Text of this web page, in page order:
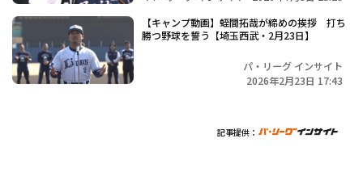
【キャンプ動画】蛭間拓哉が締めの挨拶 打ち
勝つ野球を誓う【埼玉西武・2月23日】
パ・リーグ インサイト
2026年2月23日 17:43
記事提供：